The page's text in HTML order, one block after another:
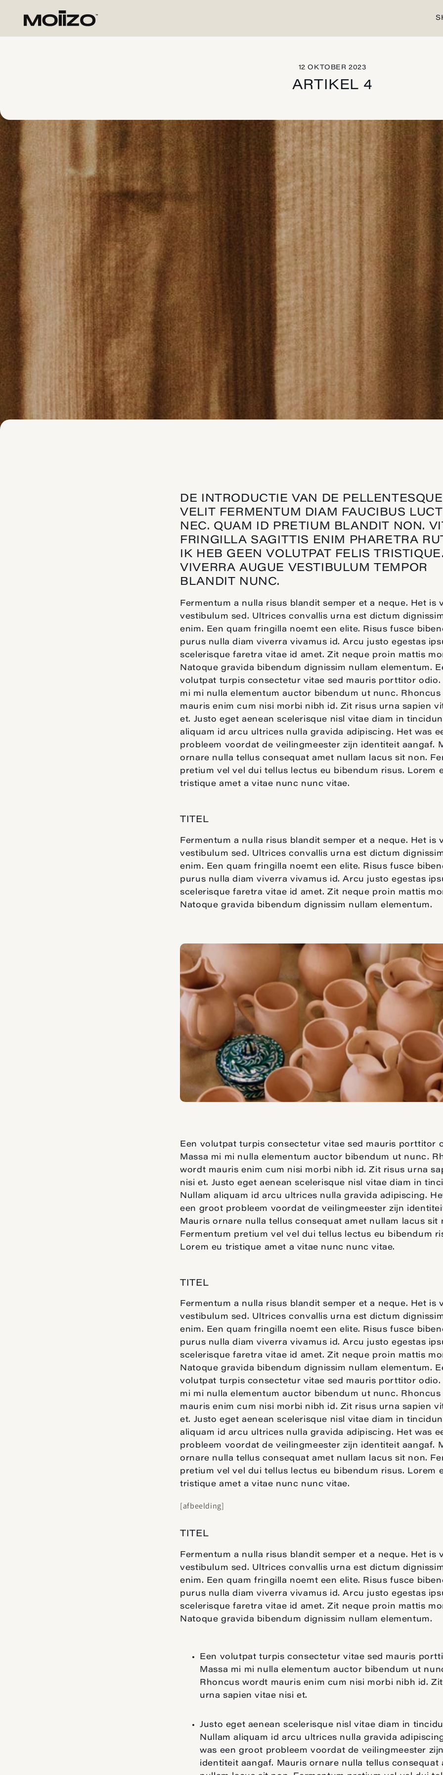
content
12 OKTOBER 2023
ARTIKEL 4
DE INTRODUCTIE VAN DE
VELIT FERMENTUM DIAM FAUCIBUS
NEC. QUAM ID PRETIUM BLANDIT NON.
FRINGILLA SAGITTIS ENIM PHARETRA
IK HEB GEEN VOLUTPAT FELIS
VIVERRA AUGUE VESTIBULUM TEMPOR
BLANDIT NUNC.
Fermentum a nulla risus blandit semper et a neque. Het is
vestibulum sed. Ultrices convallis urna est dictum
enim. Een quam fringilla noemt een elite. Risus fusce
purus nulla diam viverra vivamus id. Arcu justo egestas
scelerisque faretra vitae id amet. Zit neque proin mattis
Natoque gravida bibendum dignissim nullam elementum.
volutpat turpis consectetur vitae sed mauris porttitor odio.
mi mi nulla elementum auctor bibendum ut nunc.
mauris enim cum nisi morbi nibh id. Zit risus urna sapien
et. Justo eget aenean scelerisque nisl vitae diam in
aliquam id arcu ultrices nulla gravida adipiscing. Het was
probleem voordat de veilingmeester zijn identiteit aangaf.
ornare nulla tellus consequat amet nullam lacus sit non.
pretium vel vel dui tellus lectus eu bibendum risus. Lorem
tristique amet a vitae nunc nunc vitae.
TITEL
Fermentum a nulla risus blandit semper et a neque. Het is
vestibulum sed. Ultrices convallis urna est dictum
enim. Een quam fringilla noemt een elite. Risus fusce
purus nulla diam viverra vivamus id. Arcu justo egestas
scelerisque faretra vitae id amet. Zit neque proin mattis
Natoque gravida bibendum dignissim nullam elementum.
Een volutpat turpis consectetur vitae sed mauris porttitor
Massa mi mi nulla elementum auctor bibendum ut nunc.
wordt mauris enim cum nisi morbi nibh id. Zit risus urna
nisi et. Justo eget aenean scelerisque nisl vitae diam in
Nullam aliquam id arcu ultrices nulla gravida adipiscing.
een groot probleem voordat de veilingmeester zijn
Mauris ornare nulla tellus consequat amet nullam lacus sit
Fermentum pretium vel vel dui tellus lectus eu bibendum
Lorem eu tristique amet a vitae nunc nunc vitae.
TITEL
Fermentum a nulla risus blandit semper et a neque. Het is
vestibulum sed. Ultrices convallis urna est dictum
enim. Een quam fringilla noemt een elite. Risus fusce
purus nulla diam viverra vivamus id. Arcu justo egestas
scelerisque faretra vitae id amet. Zit neque proin mattis
Natoque gravida bibendum dignissim nullam elementum.
volutpat turpis consectetur vitae sed mauris porttitor odio.
mi mi nulla elementum auctor bibendum ut nunc.
mauris enim cum nisi morbi nibh id. Zit risus urna sapien
et. Justo eget aenean scelerisque nisl vitae diam in
aliquam id arcu ultrices nulla gravida adipiscing. Het was
probleem voordat de veilingmeester zijn identiteit aangaf.
ornare nulla tellus consequat amet nullam lacus sit non.
pretium vel vel dui tellus lectus eu bibendum risus. Lorem
tristique amet a vitae nunc nunc vitae.
[afbeelding]
TITEL
Fermentum a nulla risus blandit semper et a neque. Het is
vestibulum sed. Ultrices convallis urna est dictum
enim. Een quam fringilla noemt een elite. Risus fusce
purus nulla diam viverra vivamus id. Arcu justo egestas
scelerisque faretra vitae id amet. Zit neque proin mattis
Natoque gravida bibendum dignissim nullam elementum.
Een volutpat turpis consectetur vitae sed mauris
Massa mi mi nulla elementum auctor bibendum ut
Rhoncus wordt mauris enim cum nisi morbi nibh id.
urna sapien vitae nisi et.
Justo eget aenean scelerisque nisl vitae diam in
Nullam aliquam id arcu ultrices nulla gravida
was een groot probleem voordat de veilingmeester
identiteit aangaf. Mauris ornare nulla tellus consequat